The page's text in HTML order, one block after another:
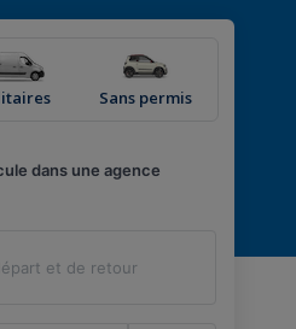
Sans permis
dans une agence